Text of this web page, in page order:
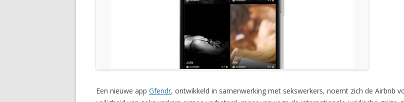
Een nieuwe app Gfendr, ontwikkeld in samenwerking met sekswerkers, noemt zich de Airbnb